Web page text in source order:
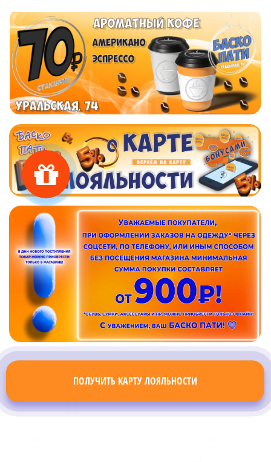
ПОЛУЧИТЬ КАРТУ ЛОЯЛЬНОСТИ